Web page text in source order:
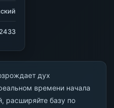
дух
времени начала
расширяйте базу по